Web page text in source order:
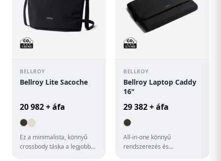
BELLROY
Bellroy Lite Sacoche
20 982 + áfa
Ez a minimalista, könnyű
crossbody táska a legjobb
BELLROY
Bellroy Laptop Caddy
16"
29 382 + áfa
All-in-one könnyű
rendszerezés és